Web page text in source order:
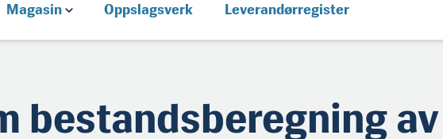
Magasin Oppslagsverk Leverandørregister
bestandsberegning